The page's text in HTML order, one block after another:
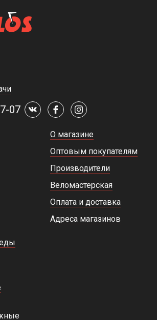
07
О магазине
Оптовым покупателям
Производители
Веломастерская
Оплата и доставка
Адреса магазинов